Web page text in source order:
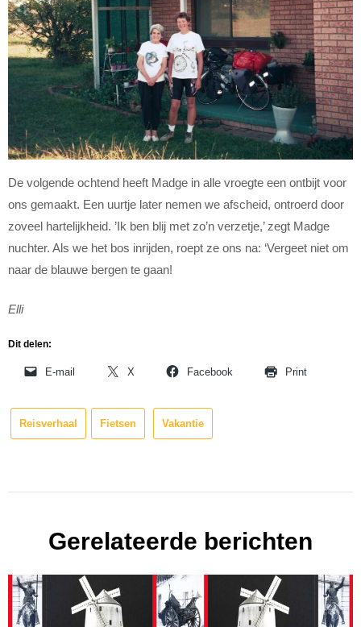
De volgende ochtend heeft Madge in alle vroegte een ontbijt voor
ons gemaakt. Een uurtje later nemen we afscheid, ontroerd door
zoveel hartelijkheid. ’Ik ben blij met zo’n verzetje,’ zegt Madge
nuchter. Als we het bos inrijden, roept ze ons na: ‘Vergeet niet om
naar de blauwe bergen te gaan!
Elli
Dit delen:
E-mail X Facebook Print
Reisverhaal Fietsen Vakantie
Gerelateerde berichten